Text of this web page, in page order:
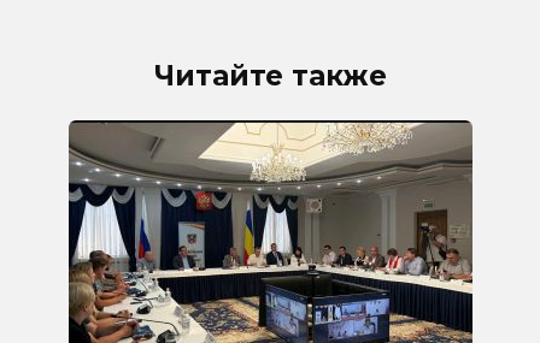
Читайте также